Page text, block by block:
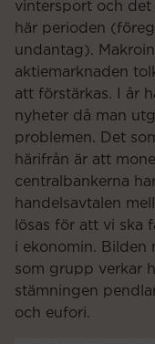
vintersport och
här perioden
undantag).
aktiemarknaden
att förstärkas. I år
nyheter då man
problemen. Det
härifrån är att
centralbankerna
handelsavtalen
lösas för att vi ska
i ekonomin. Bilden
som grupp verkar
stämningen
och eufori.